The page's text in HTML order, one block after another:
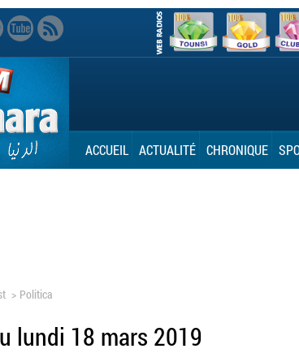
ACCUEIL ACTUALITÉ CHRONIQUE
> Politica
lundi 18 mars 2019